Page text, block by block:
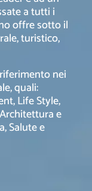
a tutti i
offre sotto il
turistico,
nei
quali:
Life Style,
e
Salute e